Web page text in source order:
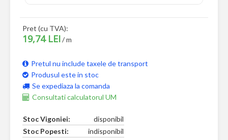
Pret (cu TVA):
19,74 LEI/ m
Pretul nu include taxele de transport
Produsul este in stoc
Se expediaza la comanda
Consultati calculatorul UM
Stoc Vigoniei:
disponibil
Stoc Popesti:
indisponibil